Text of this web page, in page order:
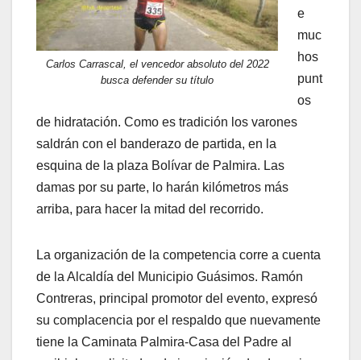
Carlos Carrascal, el vencedor absoluto del 2022
busca defender su título
e
muc
hos
punt
os
de hidratación. Como es tradición los varones
saldrán con el banderazo de partida, en la
esquina de la plaza Bolívar de Palmira. Las
damas por su parte, lo harán kilómetros más
arriba, para hacer la mitad del recorrido.
La organización de la competencia corre a cuenta
de la Alcaldía del Municipio Guásimos. Ramón
Contreras, principal promotor del evento, expresó
su complacencia por el respaldo que nuevamente
tiene la Caminata Palmira-Casa del Padre al